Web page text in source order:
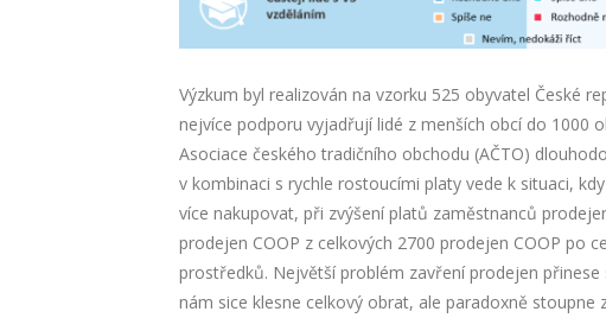
Výzkum byl realizován na vzorku 525 obyvatel České
nejvíce podporu vyjadřují lidé z menších obcí do 1000
Asociace českého tradičního obchodu (AČTO)
v kombinaci s rychle rostoucími platy vede k situaci,
více nakupovat, při zvýšení platů zaměstnanců
prodejen COOP z celkových 2700 prodejen COOP po
prostředků. Největší problém zavření prodejen
nám sice klesne celkový obrat, ale paradoxně stoupne